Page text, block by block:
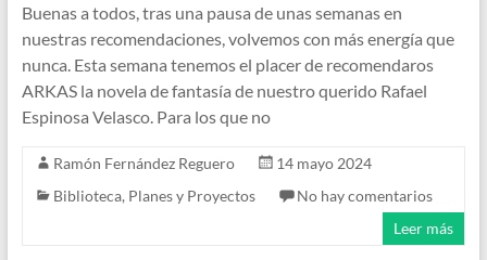
Buenas a todos, tras una pausa de unas semanas en
nuestras recomendaciones, volvemos con más energía que
nunca. Esta semana tenemos el placer de recomendaros
ARKAS la novela de fantasía de nuestro querido Rafael
Espinosa Velasco. Para los que no
Ramón Fernández Reguero
14 mayo 2024
Biblioteca, Planes y Proyectos
No hay comentarios
Leer más